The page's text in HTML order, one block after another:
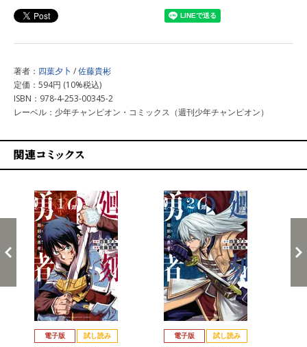
著者： 四葉夕卜 /佐藤貴彬
定価：594円 (10%税込)
ISBN：978-4-253-00345-2
レーベル：少年チャンピオン・コミックス（週刊少年チャンピオン）
電子版 試し読み 電子版 試し読み